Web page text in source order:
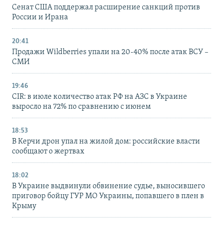
Сенат США поддержал расширение санкций против
России и Ирана
20:41
Продажи Wildberries упали на 20-40% после атак ВСУ –
СМИ
19:46
CIR: в июле количество атак РФ на АЗС в Украине
выросло на 72% по сравнению с июнем
18:53
В Керчи дрон упал на жилой дом: российские власти
сообщают о жертвах
18:02
В Украине выдвинули обвинение судье, выносившего
приговор бойцу ГУР МО Украины, попавшего в плен в
Крыму